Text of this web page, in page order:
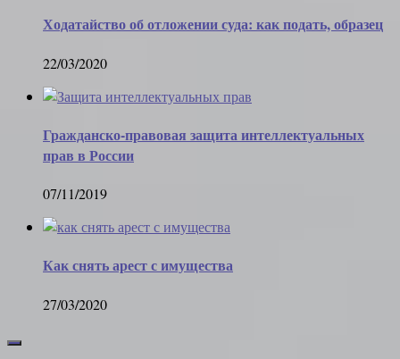
Ходатайство об отложении суда: как подать, образец
22/03/2020
Гражданско-правовая защита интеллектуальных
прав в России
07/11/2019
Как снять арест с имущества
27/03/2020